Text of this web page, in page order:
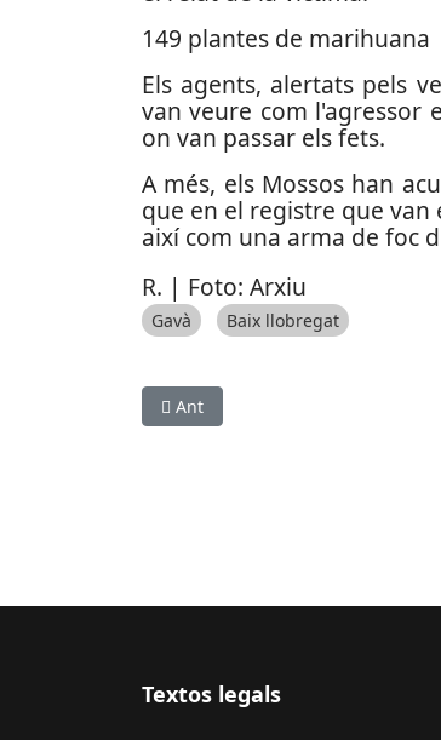
149 plantes de marihuana
Els agents, alertats pels
van veure com l'agressor
on van passar els fets.
A més, els Mossos han
que en el registre que
així com una arma de foc
R. | Foto: Arxiu
Gavà Baix llobregat
Article anterior: Cinc detinguts i
Ant
Textos legals